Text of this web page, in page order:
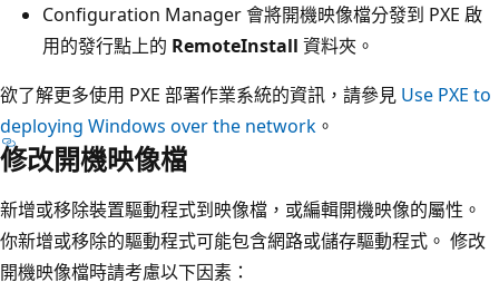
Configuration Manager 會將開機映像檔分發到 PXE 啟
用的發行點上的 RemoteInstall 資料夾。
欲了解更多使用 PXE 部署作業系統的資訊，請參見 Use PXE to
deploying Windows over the network 。
修改開機映像檔
新增或移除裝置驅動程式到映像檔，或編輯開機映像的屬性。
你新增或移除的驅動程式可能包含網路或儲存驅動程式。 修改
開機映像檔時請考慮以下因素：